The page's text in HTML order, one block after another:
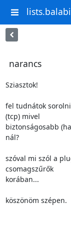
narancs
Sziasztok!
fel tudnátok
(tcp) mivel
biztonságosabb
nál?
szóval mi szól a
csomagszűrők
korában...
köszönöm szépen.